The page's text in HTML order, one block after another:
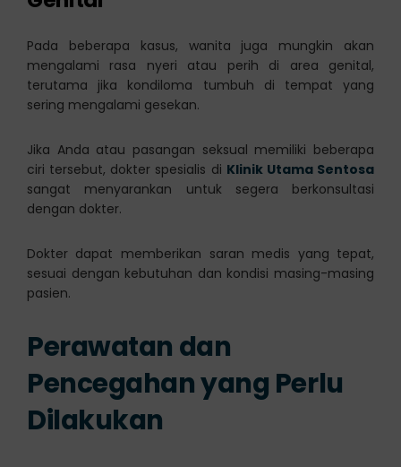
Pada beberapa kasus, wanita juga mungkin akan
mengalami rasa nyeri atau perih di area genital,
terutama jika kondiloma tumbuh di tempat yang
sering mengalami gesekan.
Jika Anda atau pasangan seksual memiliki beberapa
ciri tersebut, dokter spesialis di Klinik Utama Sentosa
sangat menyarankan untuk segera berkonsultasi
dengan dokter.
Dokter dapat memberikan saran medis yang tepat,
sesuai dengan kebutuhan dan kondisi masing-masing
pasien.
Perawatan dan
Pencegahan yang Perlu
Dilakukan